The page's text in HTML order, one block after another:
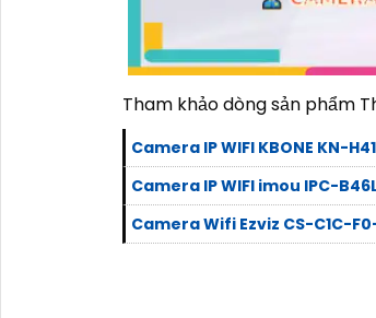
Tham khảo dòng sản phẩm
Camera IP WIFI KBONE KN-
Camera IP WIFI imou IPC-
Camera Wifi Ezviz CS-C1C-